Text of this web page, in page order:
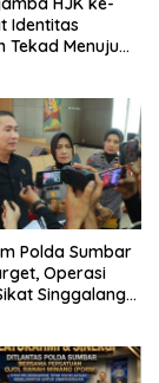
Identitas
Tekad Menuju
Polda Sumbar
Operasi
Singgalang